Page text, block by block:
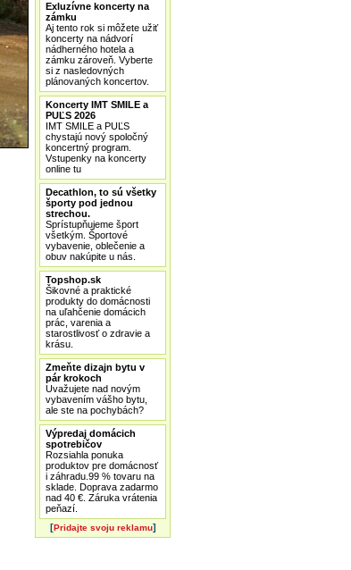
Exluzívne koncerty na
zámku
Aj tento rok si môžete užiť
koncerty na nádvorí
nádherného hotela a
zámku zároveň. Vyberte
si z nasledovných
plánovaných koncertov.
Koncerty IMT SMILE a
PUĽS 2026
IMT SMILE a PUĽS
chystajú nový spoločný
koncertný program.
Vstupenky na koncerty
online tu
Decathlon, to sú všetky
športy pod jednou
strechou.
Sprístupňujeme šport
všetkým. Športové
vybavenie, oblečenie a
obuv nakúpite u nás.
Topshop.sk
Šikovné a praktické
produkty do domácnosti
na uľahčenie domácich
prác, varenia a
starostlivosť o zdravie a
krásu.
Zmeňte dizajn bytu v
pár krokoch
Uvažujete nad novým
vybavením vášho bytu,
ale ste na pochybách?
Výpredaj domácich
spotrebičov
Rozsiahla ponuka
produktov pre domácnosť
i záhradu.99 % tovaru na
sklade. Doprava zadarmo
nad 40 €. Záruka vrátenia
peňazí.
[Pridajte svoju reklamu]